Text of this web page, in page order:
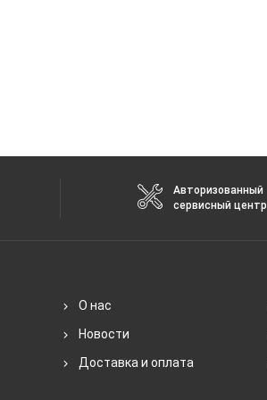
Авторизованный
сервисный центр
О нас
Новости
Доставка и оплата